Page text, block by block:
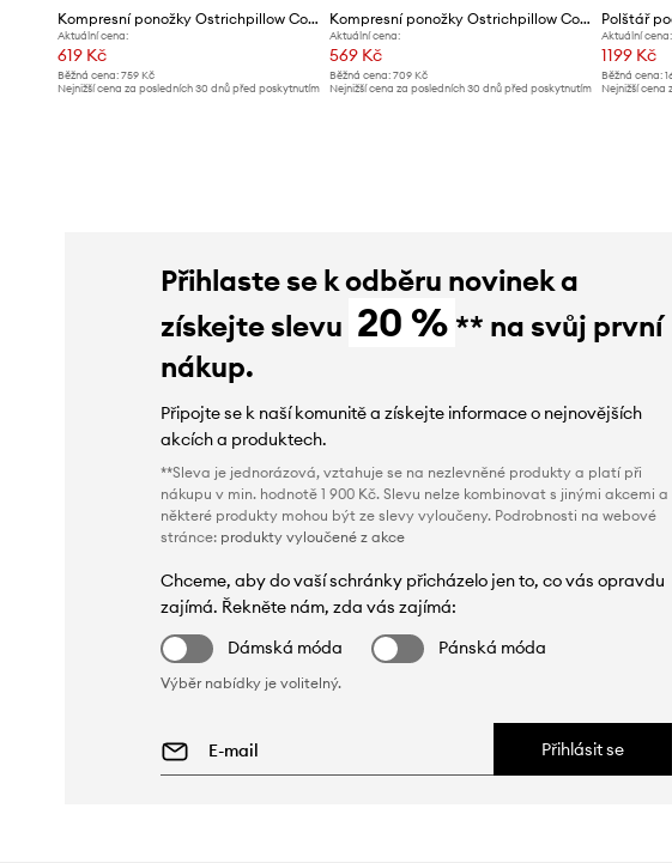
Kompresní ponožky Ostrichpillow Compression
Aktuální cena:
619 Kč
Běžná cena: 759 Kč
Nejnižší cena za posledních 30 dnů před poskytnutím
Kompresní ponožky Ostrichpillow Compression
Aktuální cena:
569 Kč
Běžná cena:709 Kč
Nejnižší cena za posledních 30 dnů před poskytnutím
Polštář
Aktuální cena:
1199 Kč
Běžná cena:
Nejnižší cena
Přihlaste se k odběru novinek a
získejte slevu 20 % ** na svůj první
nákup.
Připojte se k naší komunitě a získejte informace o nejnovějších
akcích a produktech.
**Sleva je jednorázová, vztahuje se na nezlevněné produkty a platí při
nákupu v min. hodnotě 1 900 Kč. Slevu nelze kombinovat s jinými akcemi a
některé produkty mohou být ze slevy vyloučeny. Podrobnosti na webové
stránce: produkty vyloučené z akce
Chceme, aby do vaší schránky přicházelo jen to, co vás opravdu
zajímá. Řekněte nám, zda vás zajímá:
Dámská móda
Pánská móda
Výběr nabídky je volitelný.
Přihlásit se